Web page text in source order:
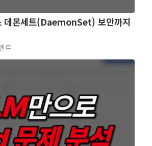
데몬세트(DaemonSet) 보안까지
트